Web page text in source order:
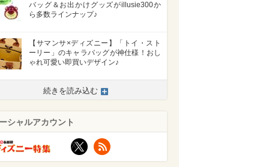
バッグ＆お出かけグッズがillusie300か
ら多数ラインナップ♪
【サマンサ×ディズニー】「トイ・スト
ーリー」のキャラバッグが神仕様！おし
ゃれ可愛い即買いデザイン♪
続きを読み込む
シャルアカウント
X